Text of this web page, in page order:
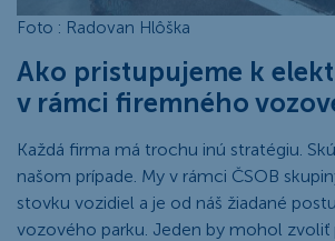
Foto : Radovan Hlôška
Ako pristupujeme k
v rámci firemného
Každá firma má trochu inú stratégiu.
našom prípade. My v rámci ČSOB
stovku vozidiel a je od náš žiadané
vozového parku. Jeden by mohol zvoliť